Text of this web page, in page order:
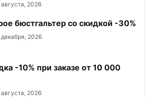
2026
бюстгальтер со скидкой -30%
2026
-10% при заказе от 10 000
2026